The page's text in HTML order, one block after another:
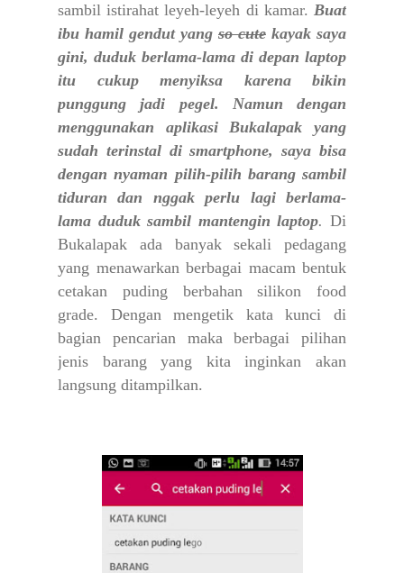
sambil istirahat leyeh-leyeh di kamar. Buat
ibu hamil gendut yang so cute kayak saya
gini, duduk berlama-lama di depan laptop
itu cukup menyiksa karena bikin
punggung jadi pegel. Namun dengan
menggunakan aplikasi Bukalapak yang
sudah terinstal di smartphone, saya bisa
dengan nyaman pilih-pilih barang sambil
tiduran dan nggak perlu lagi berlama-
lama duduk sambil mantengin laptop. Di
Bukalapak ada banyak sekali pedagang
yang menawarkan berbagai macam bentuk
cetakan puding berbahan silikon food
grade. Dengan mengetik kata kunci di
bagian pencarian maka berbagai pilihan
jenis barang yang kita inginkan akan
langsung ditampilkan.